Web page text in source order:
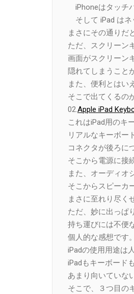
iPhoneはタッチ
そして iPad はネ
まさにその通りだ
ただ、スクリーン
画面がスクリーン
隠れてしまうこと
また、便利とはい
そこで出てくるの
02.Apple iPad
これはiPad用のキ
リアルなキーボー
コネクタが後ろに
そこから電源に接
また、オーディオ
そこからスピーカ
まさに至れり尽く
ただ、妙に出っぱ
持ち運びには不便
個人的な感想です。
iPadの使用用途は
iPadもキーボード
あまり向いていな
そこで、３つ目の